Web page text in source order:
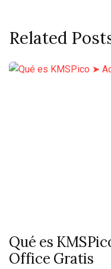
Related
Qué es
Office Gratis